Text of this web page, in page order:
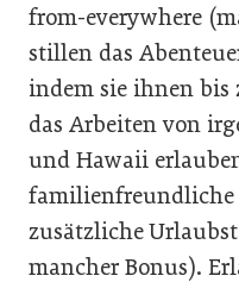
from-everywhere
stillen das
indem sie ihnen
das Arbeiten von
und Hawaii
familienfreundliche
zusätzliche
mancher Bonus).